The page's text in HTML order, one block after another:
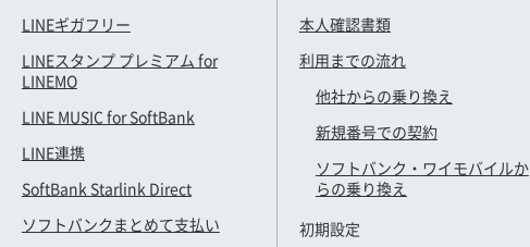
LINEギガフリー
LINEスタンプ プレミアム for
LINEMO
LINE MUSIC for SoftBank
LINE連携
SoftBank Starlink Direct
ソフトバンクまとめて支払い
本人確認書類
利用までの流れ
他社からの乗り換え
新規番号での契約
ソフトバンク・ワイモバイルか
らの乗り換え
初期設定